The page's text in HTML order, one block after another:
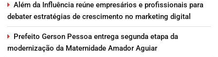
Além da Influência reúne empresários e profissionais para
debater estratégias de crescimento no marketing digital
Prefeito Gerson Pessoa entrega segunda etapa da
modernização da Maternidade Amador Aguiar